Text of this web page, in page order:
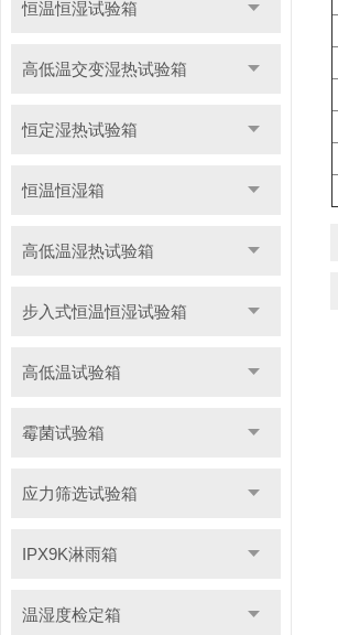
恒温恒湿试验箱
高低温交变湿热试验箱
恒定湿热试验箱
恒温恒湿箱
高低温湿热试验箱
步入式恒温恒湿试验箱
高低温试验箱
霉菌试验箱
应力筛选试验箱
IPX9K淋雨箱
温湿度检定箱